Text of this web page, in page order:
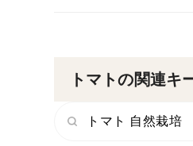
トマトの関連キ
トマト 自然栽培